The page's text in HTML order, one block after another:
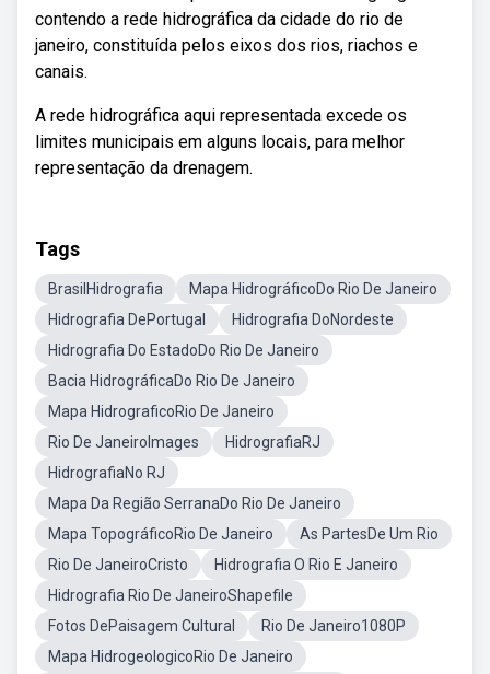
contendo a rede hidrográfica da cidade do rio de
janeiro, constituída pelos eixos dos rios, riachos e
canais.
A rede hidrográfica aqui representada excede os
limites municipais em alguns locais, para melhor
representação da drenagem.
Tags
BrasilHidrografia
Mapa HidrográficoDo Rio De Janeiro
Hidrografia DePortugal
Hidrografia DoNordeste
Hidrografia Do EstadoDo Rio De Janeiro
Bacia HidrográficaDo Rio De Janeiro
Mapa HidrograficoRio De Janeiro
Rio De JaneiroImages
HidrografiaRJ
HidrografiaNo RJ
Mapa Da Região SerranaDo Rio De Janeiro
Mapa TopográficoRio De Janeiro
As PartesDe Um Rio
Rio De JaneiroCristo
Hidrografia O Rio E Janeiro
Hidrografia Rio De JaneiroShapefile
Fotos DePaisagem Cultural
Rio De Janeiro1080P
Mapa HidrogeologicoRio De Janeiro